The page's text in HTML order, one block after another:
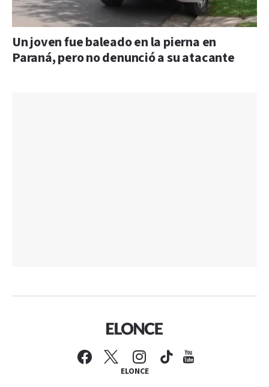
Un joven fue baleado en la pierna en
Paraná, pero no denunció a su atacante
ELONCE